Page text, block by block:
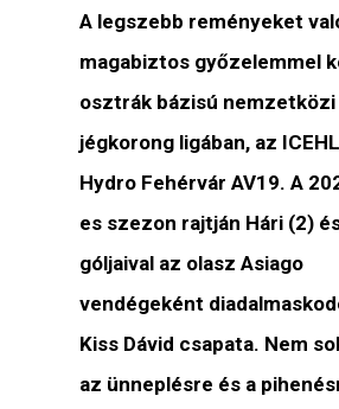
A legszebb reményeket
magabiztos győzelemmel
osztrák bázisú nemzetközi
jégkorong ligában, az
Hydro Fehérvár AV19. A
es szezon rajtján Hári (2)
góljaival az olasz Asiago
vendégeként
Kiss Dávid csapata. Nem
az ünneplésre és a